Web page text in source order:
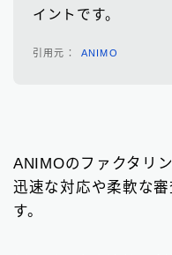
イントです。
ANIMO
ANIMOのファクタリ
迅速な対応や柔軟な
す。